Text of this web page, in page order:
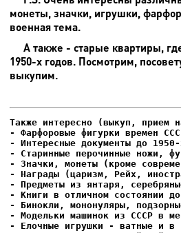
монеты, значки, игрушки,
военная тема.
А также - старые квартиры,
1950-х годов. Посмотрим,
выкупим.
- Фарфоровые фигурки времен
- Интересные документы до
- Елочные игрушки - ватные и в